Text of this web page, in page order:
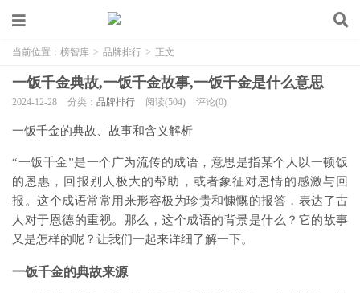
当前位置： 榜智库 > 品牌排行 > 正文
一饭千金典故,一饭千金故事,一饭千金是什么意思
2024-12-28 分类： 品牌排行 阅读(504) 评论(0)
一饭千金的典故、故事和含义解析
“一饭千金”是一个广为流传的成语，意思是指某个人以一顿饭
的恩惠，回报别人极大的帮助，或者象征对恩情的感激与回
报。这个成语常常用来形容极为珍贵和慷慨的报答，表达了古
人对于恩德的重视。那么，这个成语的背景是什么？它的故事
又是怎样的呢？让我们一起来详细了解一下。
一饭千金的典故来源